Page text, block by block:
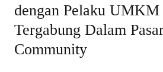
dengan Pelaku UMKM
Tergabung Dalam
Community